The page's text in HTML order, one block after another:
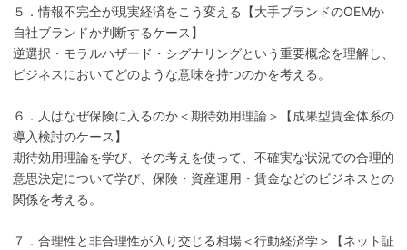
５．情報不完全が現実経済をこう変える【大手ブランドのOEMか
自社ブランドか判断するケース】
逆選択・モラルハザード・シグナリングという重要概念を理解し、
ビジネスにおいてどのような意味を持つのかを考える。
６．人はなぜ保険に入るのか＜期待効用理論＞【成果型賃金体系の
導入検討のケース】
期待効用理論を学び、その考えを使って、不確実な状況での合理的
意思決定について学び、保険・資産運用・賃金などのビジネスとの
関係を考える。
７．合理性と非合理性が入り交じる相場＜行動経済学＞【ネット証